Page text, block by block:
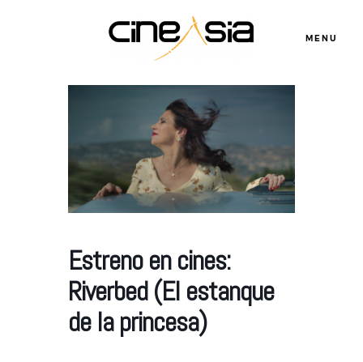
MENU
Estreno en cines:
Riverbed (El estanque
de la princesa)